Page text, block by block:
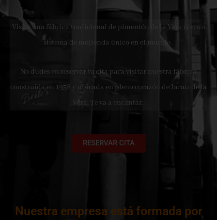
Visita una fábrica tradicional de pimentón de la Vera con un
sistema de molienda único en el mundo.
No dudes en reservar tu cita para visitar nuestra fábrica
construida en 1938 y ubicada en pleno corazón de Jaraíz de la
Vera. Te va a encantar.
RESERVAR CITA
Nuestra empresa está formada por